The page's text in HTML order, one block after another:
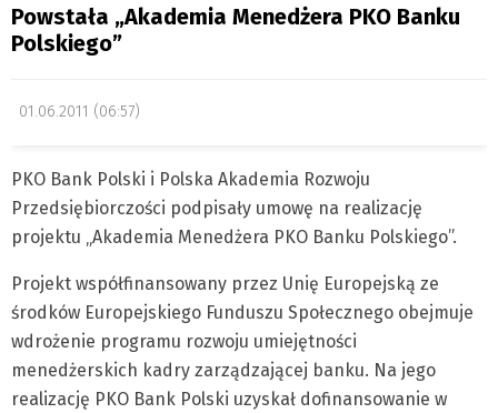
Powstała „Akademia Menedżera PKO Banku
Polskiego”
01.06.2011 (06:57)
PKO Bank Polski i Polska Akademia Rozwoju
Przedsiębiorczości podpisały umowę na realizację
projektu „Akademia Menedżera PKO Banku Polskiego”.
Projekt współfinansowany przez Unię Europejską ze
środków Europejskiego Funduszu Społecznego obejmuje
wdrożenie programu rozwoju umiejętności
menedżerskich kadry zarządzającej banku. Na jego
realizację PKO Bank Polski uzyskał dofinansowanie w